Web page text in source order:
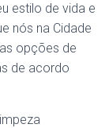
estilo de vida e
nós na Cidade
opções de
de acordo